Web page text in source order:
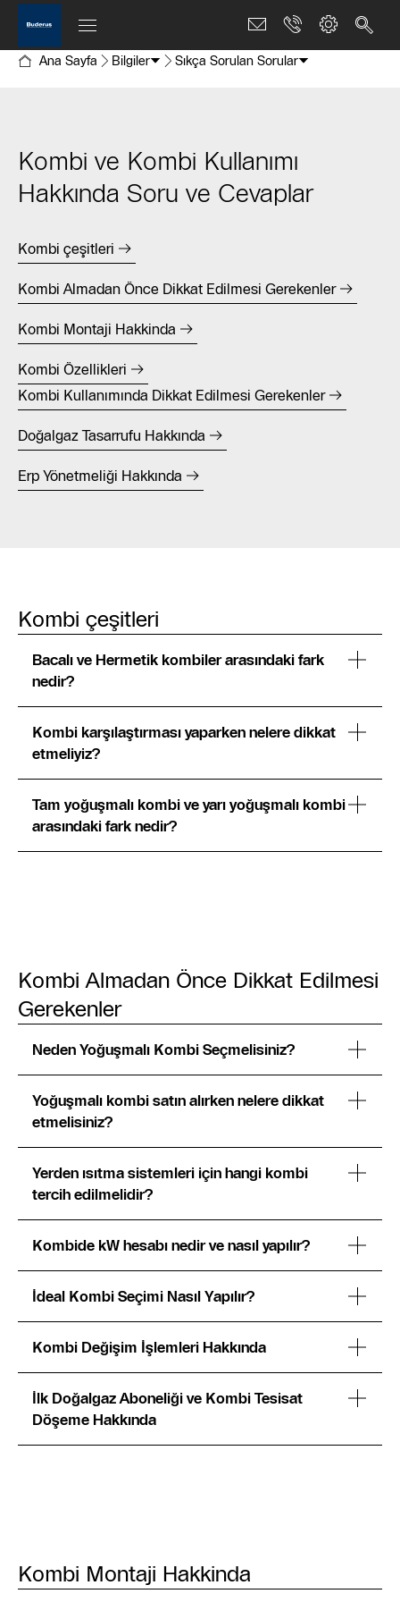
Ana Sayfa Bilgiler Sıkça Sorulan Sorular
Kombi ve Kombi Kullanımı
Hakkında Soru ve Cevaplar
Kombi çeşitleri
Kombi Almadan Önce Dikkat Edilmesi Gerekenler
Kombi Montaji Hakkinda
Kombi Özellikleri
Kombi Kullanımında Dikkat Edilmesi Gerekenler
Doğalgaz Tasarrufu Hakkında
Erp Yönetmeliği Hakkında
Kombi çeşitleri
Bacalı ve Hermetik kombiler arasındaki fark
nedir?
Kombi karşılaştırması yaparken nelere dikkat
etmeliyiz?
Tam yoğuşmalı kombi ve yarı yoğuşmalı kombi
arasındaki fark nedir?
Kombi Almadan Önce Dikkat Edilmesi
Gerekenler
Neden Yoğuşmalı Kombi Seçmelisiniz?
Yoğuşmalı kombi satın alırken nelere dikkat
etmelisiniz?
Yerden ısıtma sistemleri için hangi kombi
tercih edilmelidir?
Kombide kW hesabı nedir ve nasıl yapılır?
İdeal Kombi Seçimi Nasıl Yapılır?
Kombi Değişim İşlemleri Hakkında
İlk Doğalgaz Aboneliği ve Kombi Tesisat
Döşeme Hakkında
Kombi Montaji Hakkinda